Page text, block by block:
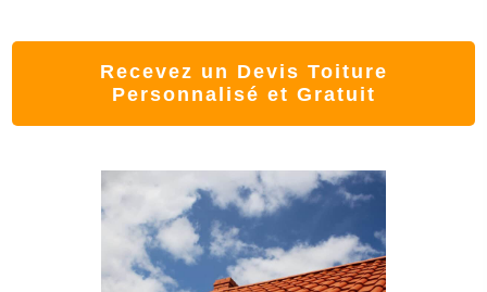
Recevez un Devis Toiture
Personnalisé et Gratuit